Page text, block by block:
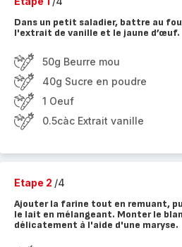
Dans un petit saladier, battre au
l'extrait de vanille et le jaune d’œuf.
50g Beurre mou
40g Sucre en poudre
1 Oeuf
0.5càc Extrait vanille
Etape 2 /4
Ajouter la farine tout en remuant,
le lait en mélangeant. Monter le
délicatement à l'aide d'une maryse.